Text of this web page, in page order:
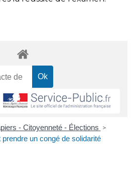
- Citoyenneté - Élections >
un congé de solidarité